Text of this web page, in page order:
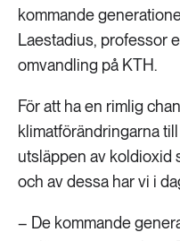
kommande
Laestadius, professor
omvandling på KTH.
För att ha en rimlig
klimatförändringarna
utsläppen av koldioxid
och av dessa har vi i
– De kommande